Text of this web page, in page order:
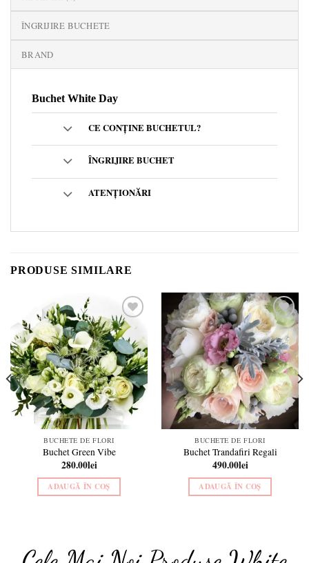
ÎNGRIJIRE BUCHETE
BRAND
Buchet White Day
CE CONȚINE BUCHETUL?
ÎNGRIJIRE BUCHET
ATENȚIONĂRI
PRODUSE SIMILARE
Add to
wishlist
BUCHETE DE FLORI
Buchet Green Vibe
280.00lei
ADAUGĂ ÎN COȘ
Add to
wishlist
BUCHETE DE FLORI
Buchet Trandafiri Regali
490.00lei
ADAUGĂ ÎN COȘ